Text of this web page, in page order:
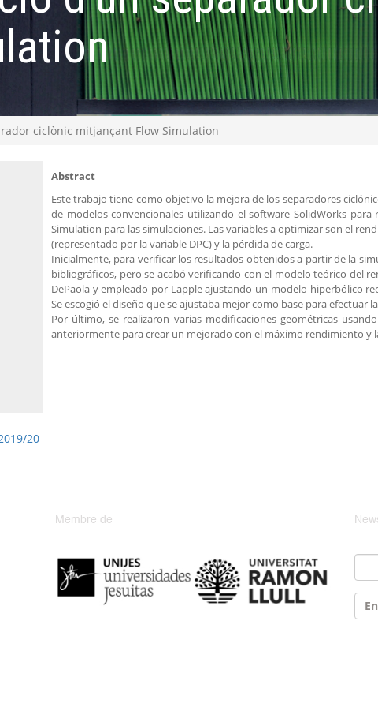
ciclònic mitjançant Flow Simulation
Abstract
Este trabajo tiene como objetivo la mejora de los separadores
de modelos convencionales utilizando el software SolidWorks para
Simulation para las simulaciones. Las variables a optimizar son el
(representado por la variable DPC) y la pérdida de carga.
Inicialmente, para verificar los resultados obtenidos a partir de la
bibliográficos, pero se acabó verificando con el modelo teórico del
DePaola y empleado por Läpple ajustando un modelo hiperbólico
Se escogió el diseño que se ajustaba mejor como base para efectuar
Por último, se realizaron varias modificaciones geométricas
anteriormente para crear un mejorado con el máximo rendimiento y
20
Membre de